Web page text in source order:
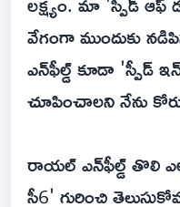
వేగంగా ముందుకు
ఎన్‌ఫీల్డ్ కూడా 'స్పీడ్ ఇన్
చూపించాలని నేను
రాయల్ ఎన్‌ఫీల్డ్ తొలి
సీ6' గురించి